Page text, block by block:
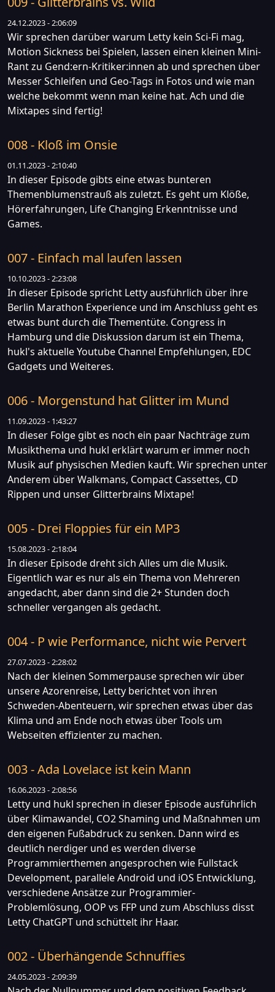
24.12.2023 - 2:06:09
Wir sprechen darüber warum Letty kein Sci-Fi mag,
Motion Sickness bei Spielen, lassen einen kleinen Mini-
Rant zu Gend:ern-Kritiker:innen ab und sprechen über
Messer Schleifen und Geo-Tags in Fotos und wie man
welche bekommt wenn man keine hat. Ach und die
Mixtapes sind fertig!
008 - Kloß im Onsie
01.11.2023 - 2:10:40
In dieser Episode gibts eine etwas bunteren
Themenblumenstrauß als zuletzt. Es geht um Klöße,
Hörerfahrungen, Life Changing Erkenntnisse und
Games.
007 - Einfach mal laufen lassen
10.10.2023 - 2:23:08
In dieser Episode spricht Letty ausführlich über ihre
Berlin Marathon Experience und im Anschluss geht es
etwas bunt durch die Thementüte. Congress in
Hamburg und die Diskussion darum ist ein Thema,
hukl's aktuelle Youtube Channel Empfehlungen, EDC
Gadgets und Weiteres.
006 - Morgenstund hat Glitter im Mund
11.09.2023 - 1:43:27
In dieser Folge gibt es noch ein paar Nachträge zum
Musikthema und hukl erklärt warum er immer noch
Musik auf physischen Medien kauft. Wir sprechen unter
Anderem über Walkmans, Compact Cassettes, CD
Rippen und unser Glitterbrains Mixtape!
005 - Drei Floppies für ein MP3
15.08.2023 - 2:18:04
In dieser Episode dreht sich Alles um die Musik.
Eigentlich war es nur als ein Thema von Mehreren
angedacht, aber dann sind die 2+ Stunden doch
schneller vergangen als gedacht.
004 - P wie Performance, nicht wie Pervert
27.07.2023 - 2:28:02
Nach der kleinen Sommerpause sprechen wir über
unsere Azorenreise, Letty berichtet von ihren
Schweden-Abenteuern, wir sprechen etwas über das
Klima und am Ende noch etwas über Tools um
Webseiten effizienter zu machen.
003 - Ada Lovelace ist kein Mann
16.06.2023 - 2:08:56
Letty und hukl sprechen in dieser Episode ausführlich
über Klimawandel, CO2 Shaming und Maßnahmen um
den eigenen Fußabdruck zu senken. Dann wird es
deutlich nerdiger und es werden diverse
Programmierthemen angesprochen wie Fullstack
Development, parallele Android und iOS Entwicklung,
verschiedene Ansätze zur Programmier-
Problemlösung, OOP vs FFP und zum Abschluss disst
Letty ChatGPT und schüttelt ihr Haar.
002 - Überhängende Schnuffies
24.05.2023 - 2:09:39